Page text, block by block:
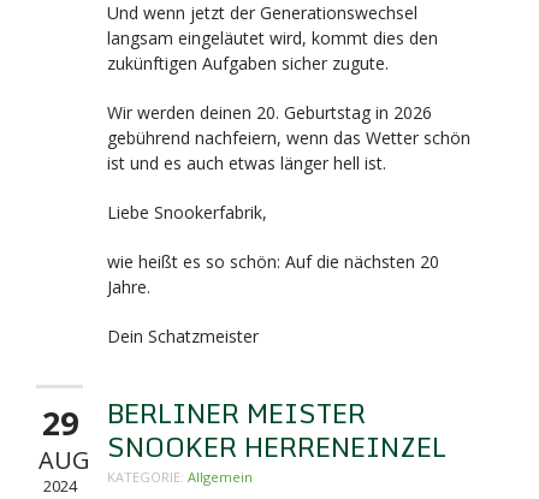
Und wenn jetzt der Generationswechsel
langsam eingeläutet wird, kommt dies den
zukünftigen Aufgaben sicher zugute.
Wir werden deinen 20. Geburtstag in 2026
gebührend nachfeiern, wenn das Wetter schön
ist und es auch etwas länger hell ist.
Liebe Snookerfabrik,
wie heißt es so schön: Auf die nächsten 20
Jahre.
Dein Schatzmeister
29
AUG
2024
BERLINER MEISTER
SNOOKER HERRENEINZEL
KATEGORIE: Allgemein